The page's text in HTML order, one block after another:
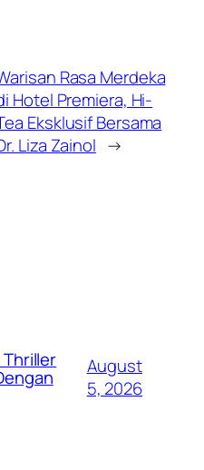
Rasa Merdeka
Hotel Premiera, Hi-
Eksklusif Bersama
Liza Zainol →
Thriller
August
5, 2026